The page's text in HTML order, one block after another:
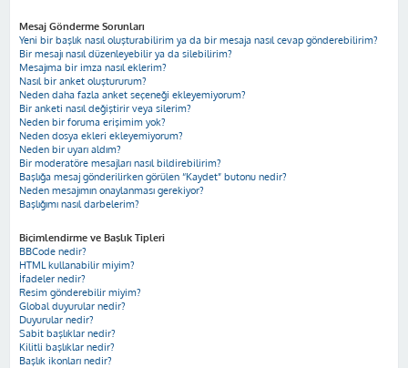
Mesaj Gönderme Sorunları
Yeni bir başlık nasıl oluşturabilirim ya da bir mesaja nasıl cevap gönderebilirim?
Bir mesajı nasıl düzenleyebilir ya da silebilirim?
Mesajıma bir imza nasıl eklerim?
Nasıl bir anket oluştururum?
Neden daha fazla anket seçeneği ekleyemiyorum?
Bir anketi nasıl değiştirir veya silerim?
Neden bir foruma erişimim yok?
Neden dosya ekleri ekleyemiyorum?
Neden bir uyarı aldım?
Bir moderatöre mesajları nasıl bildirebilirim?
Başlığa mesaj gönderilirken görülen “Kaydet” butonu nedir?
Neden mesajımın onaylanması gerekiyor?
Başlığımı nasıl darbelerim?
Biçimlendirme ve Başlık Tipleri
BBCode nedir?
HTML kullanabilir miyim?
İfadeler nedir?
Resim gönderebilir miyim?
Global duyurular nedir?
Duyurular nedir?
Sabit başlıklar nedir?
Kilitli başlıklar nedir?
Başlık ikonları nedir?